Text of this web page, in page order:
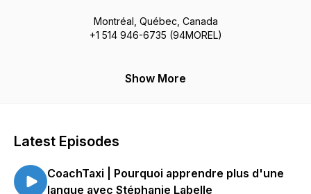
Montréal, Québec, Canada
+1 514 946-6735 (94MOREL)
Show More
Latest Episodes
CoachTaxi | Pourquoi apprendre plus d'une
langue avec Stéphanie Labelle